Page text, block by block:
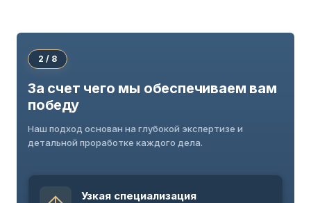
2 / 8
За счет чего мы обеспечиваем вам
победу
Наш подход основан на глубокой экспертизе и
детальной проработке каждого дела.
Узкая специализация